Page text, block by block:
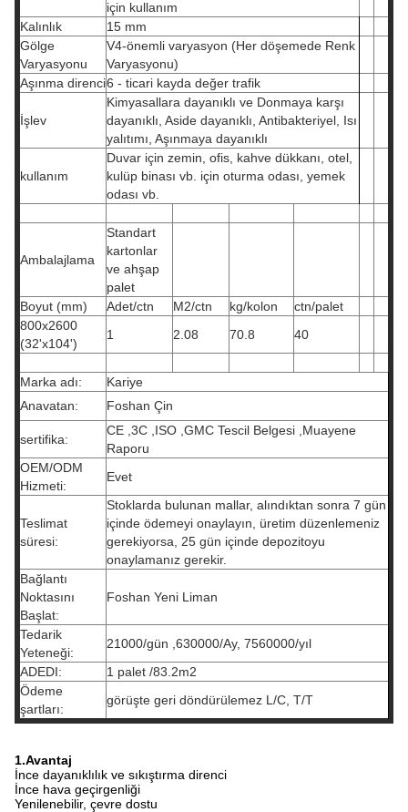
için kullanım
Kalınlık
15 mm
Gölge
Varyasyonu
V4-önemli varyasyon (Her döşemede Renk
Varyasyonu)
Aşınma direnci6 - ticari kayda değer trafik
İşlev
Kimyasallara dayanıklı ve Donmaya karşı
dayanıklı, Aside dayanıklı, Antibakteriyel, Isı
yalıtımı, Aşınmaya dayanıklı
kullanım
Duvar için zemin, ofis, kahve dükkanı, otel,
kulüp binası vb. için oturma odası, yemek
odası vb.
Ambalajlama
Standart
kartonlar
ve ahşap
palet
Boyut (mm)
Adet/ctn M2/ctn kg/kolon
ctn/palet
800x2600
(32'x104')
1 2.08 70.8 40
Marka adı:
Kariye
Anavatan:
Foshan Çin
sertifika:
CE ,3C ,ISO ,GMC Tescil Belgesi ,Muayene
Raporu
OEM/ODM
Hizmeti:
Evet
Teslimat
süresi:
Stoklarda bulunan mallar, alındıktan sonra 7 gün
içinde ödemeyi onaylayın, üretim düzenlemeniz
gerekiyorsa, 25 gün içinde depozitoyu
onaylamanız gerekir.
Bağlantı
Noktasını
Başlat:
Foshan Yeni Liman
Tedarik
Yeteneği:
21000/gün ,630000/Ay, 7560000/yıl
ADEDI:
1 palet /83.2m2
Ödeme
şartları:
görüşte geri döndürülemez L/C, T/T
1.Avantaj
İnce dayanıklılık ve sıkıştırma direnci
İnce hava geçirgenliği
Yenilenebilir, çevre dostu